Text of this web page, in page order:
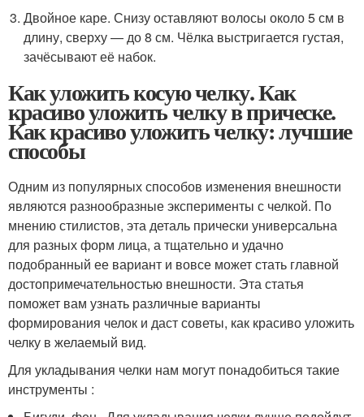
Двойное каре. Снизу оставляют волосы около 5 см в
длину, сверху — до 8 см. Чёлка выстригается густая,
зачёсывают её набок.
Как уложить косую челку. Как
красиво уложить челку в прическе.
Как красиво уложить челку: лучшие
способы
Одним из популярных способов изменения внешности
являются разнообразные эксперименты с челкой. По
мнению стилистов, эта деталь прически универсальна
для разных форм лица, а тщательно и удачно
подобранный ее вариант и вовсе может стать главной
достопримечательностью внешности. Эта статья
поможет вам узнать различные варианты
формирования челок и даст советы, как красиво уложить
челку в желаемый вид.
Для укладывания челки нам могут понадобиться такие
инструменты :